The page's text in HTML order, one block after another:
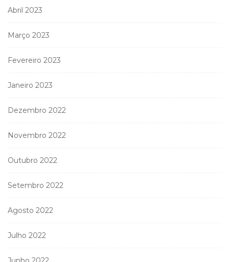
Abril 2023
Março 2023
Fevereiro 2023
Janeiro 2023
Dezembro 2022
Novembro 2022
Outubro 2022
Setembro 2022
Agosto 2022
Julho 2022